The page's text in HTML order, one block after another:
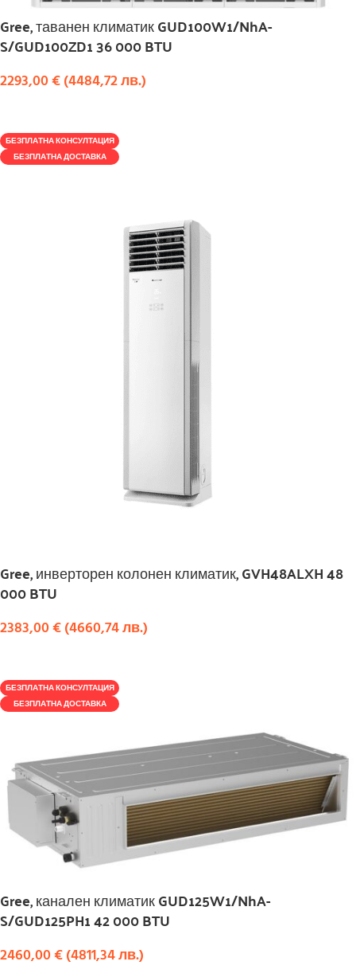
Gree, таванен климатик GUD100W1/NhA-
S/GUD100ZD1 36 000 BTU
2293,00€(4484,72лв.)
БЕЗПЛАТНА КОНСУЛТАЦИЯ
БЕЗПЛАТНА ДОСТАВКА
Gree, инверторен колонен климатик, GVH48ALXH 48
000 BTU
2383,00€(4660,74лв.)
БЕЗПЛАТНА КОНСУЛТАЦИЯ
БЕЗПЛАТНА ДОСТАВКА
Gree, канален климатик GUD125W1/NhA-
S/GUD125PH1 42 000 BTU
2460,00€(4811,34лв.)